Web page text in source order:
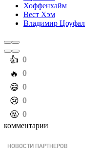
Хоффенхайм
Вест Хэм
Владимир Цоуфал
️👍 0
️🔥 0
️😄 0
️😢 0
️🤬 0
комментарии